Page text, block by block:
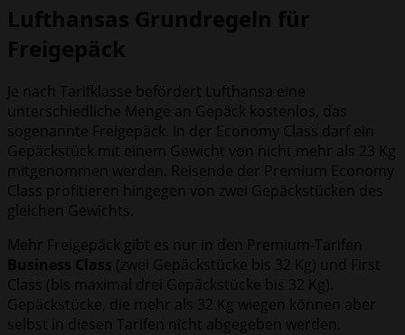
Lufthansas Grundregeln für
Freigepäck
Je nach Tarifklasse befördert Lufthansa eine
unterschiedliche Menge an Gepäck kostenlos, das
sogenannte Freigepäck. In der Economy Class darf ein
Gepäckstück mit einem Gewicht von nicht mehr als 23 Kg
mitgenommen werden. Reisende der Premium Economy
Class profitieren hingegen von zwei Gepäckstücken des
gleichen Gewichts.
Mehr Freigepäck gibt es nur in den Premium-Tarifen
Business Class (zwei Gepäckstücke bis 32 Kg) und First
Class (bis maximal drei Gepäckstücke bis 32 Kg).
Gepäckstücke, die mehr als 32 Kg wiegen können aber
selbst in diesen Tarifen nicht abgegeben werden.